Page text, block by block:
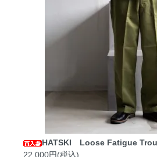
HATSKI Loose Fatigue
22,000円(税込)